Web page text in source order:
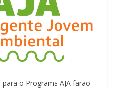
o Programa AJA farão